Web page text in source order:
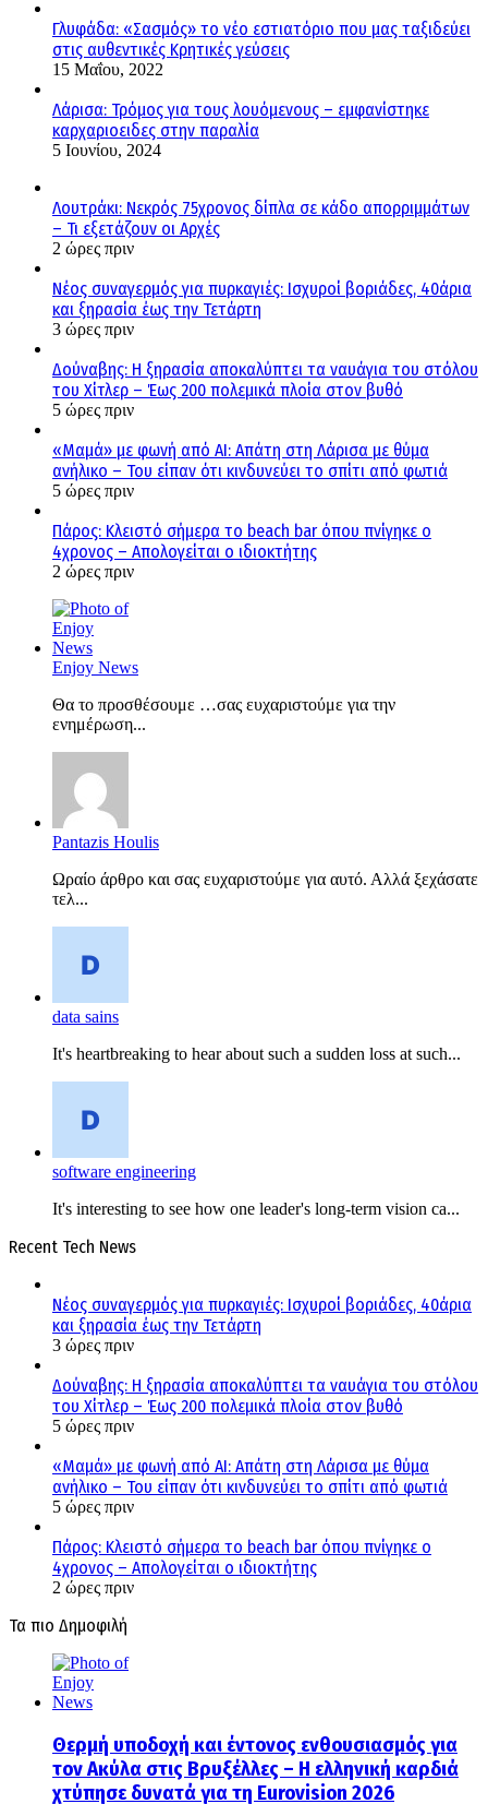
Γλυφάδα: «Σασμός» το νέο εστιατόριο που μας ταξιδεύει
στις αυθεντικές Κρητικές γεύσεις
15 Μαΐου, 2022
Λάρισα: Τρόμος για τους λουόμενους – εμφανίστηκε
καρχαριοειδες στην παραλία
5 Ιουνίου, 2024
Λουτράκι: Νεκρός 75χρονος δίπλα σε κάδο απορριμμάτων
– Τι εξετάζουν οι Αρχές
2 ώρες πριν
Νέος συναγερμός για πυρκαγιές: Ισχυροί βοριάδες, 40άρια
και ξηρασία έως την Τετάρτη
3 ώρες πριν
Δούναβης: Η ξηρασία αποκαλύπτει τα ναυάγια του στόλου
του Χίτλερ – Έως 200 πολεμικά πλοία στον βυθό
5 ώρες πριν
«Μαμά» με φωνή από AI: Απάτη στη Λάρισα με θύμα
ανήλικο – Του είπαν ότι κινδυνεύει το σπίτι από φωτιά
5 ώρες πριν
Πάρος: Κλειστό σήμερα το beach bar όπου πνίγηκε ο
4χρονος – Απολογείται ο ιδιοκτήτης
2 ώρες πριν
Enjoy News
Θα το προσθέσουμε …σας ευχαριστούμε για την
ενημέρωση...
Pantazis Houlis
Ωραίο άρθρο και σας ευχαριστούμε για αυτό. Αλλά ξεχάσατε
τελ...
data sains
It's heartbreaking to hear about such a sudden loss at such...
software engineering
It's interesting to see how one leader's long-term vision ca...
Recent Tech News
Νέος συναγερμός για πυρκαγιές: Ισχυροί βοριάδες, 40άρια
και ξηρασία έως την Τετάρτη
3 ώρες πριν
Δούναβης: Η ξηρασία αποκαλύπτει τα ναυάγια του στόλου
του Χίτλερ – Έως 200 πολεμικά πλοία στον βυθό
5 ώρες πριν
«Μαμά» με φωνή από AI: Απάτη στη Λάρισα με θύμα
ανήλικο – Του είπαν ότι κινδυνεύει το σπίτι από φωτιά
5 ώρες πριν
Πάρος: Κλειστό σήμερα το beach bar όπου πνίγηκε ο
4χρονος – Απολογείται ο ιδιοκτήτης
2 ώρες πριν
Τα πιο Δημοφιλή
Θερμή υποδοχή και έντονος ενθουσιασμός για
τον Ακύλα στις Βρυξέλλες – Η ελληνική καρδιά
χτύπησε δυνατά για τη Eurovision 2026